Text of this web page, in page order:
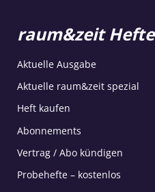
raum&zeit Hefte
Aktuelle Ausgabe
Aktuelle raum&zeit spezial
Heft kaufen
Abonnements
Vertrag / Abo kündigen
Probehefte – kostenlos